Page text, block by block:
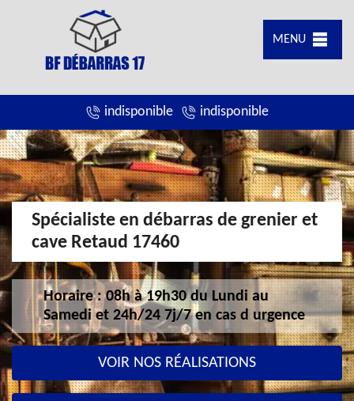
MENU
indisponible indisponible
Spécialiste en débarras de grenier et
cave Retaud 17460
Horaire : 08h à 19h30 du Lundi au
Samedi et 24h/24 7j/7 en cas d urgence
VOIR NOS RÉALISATIONS